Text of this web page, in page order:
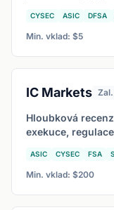
CYSEC ASIC DFSA
Min. vklad: $5
IC Markets
Hloubková
exekuce,
ASIC CYSEC FSA
Min. vklad: $200